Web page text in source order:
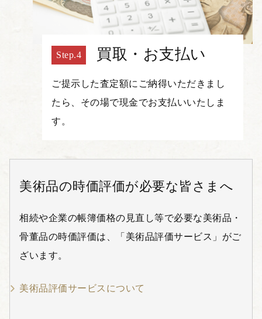
買取・お支払い
ご提示した査定額にご納得いただきまし
たら、その場で現金でお支払いいたしま
す。
美術品の時価評価が必要な皆さまへ
相続や企業の帳簿価格の見直し等で必要な美術品・
骨董品の時価評価は、「美術品評価サービス」がご
ざいます。
美術品評価サービスについて